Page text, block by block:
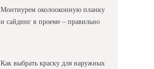
Монтиурем околооконную планку
и сайдинг в проеме – правильно
Как выбрать краску для наружных